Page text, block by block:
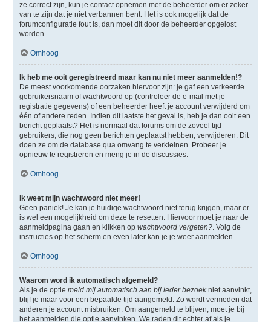
ze correct zijn, kun je contact opnemen met de beheerder om er zeker
van te zijn dat je niet verbannen bent. Het is ook mogelijk dat de
forumconfiguratie fout is, dan moet dit door de beheerder opgelost
worden.
Omhoog
Ik heb me ooit geregistreerd maar kan nu niet meer aanmelden!?
De meest voorkomende oorzaken hiervoor zijn: je gaf een verkeerde
gebruikersnaam of wachtwoord op (controleer de e-mail met je
registratie gegevens) of een beheerder heeft je account verwijderd om
één of andere reden. Indien dit laatste het geval is, heb je dan ooit een
bericht geplaatst? Het is normaal dat forums om de zoveel tijd
gebruikers, die nog geen berichten geplaatst hebben, verwijderen. Dit
doen ze om de database qua omvang te verkleinen. Probeer je
opnieuw te registreren en meng je in de discussies.
Omhoog
Ik weet mijn wachtwoord niet meer!
Geen paniek! Je kan je huidige wachtwoord niet terug krijgen, maar er
is wel een mogelijkheid om deze te resetten. Hiervoor moet je naar de
aanmeldpagina gaan en klikken op wachtwoord vergeten?. Volg de
instructies op het scherm en even later kan je je weer aanmelden.
Omhoog
Waarom word ik automatisch afgemeld?
Als je de optie meld mij automatisch aan bij ieder bezoekniet aanvinkt,
blijf je maar voor een bepaalde tijd aangemeld. Zo wordt vermeden dat
anderen je account misbruiken. Om aangemeld te blijven, moet je bij
het aanmelden die optie aanvinken. We raden dit echter af als je